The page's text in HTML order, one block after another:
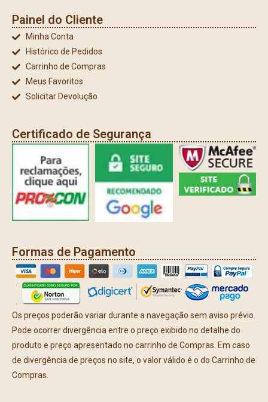
Painel do Cliente
Minha Conta
Histórico de Pedidos
Carrinho de Compras
Meus Favoritos
Solicitar Devolução
Certificado de Segurança
Formas de Pagamento
Os preços poderão variar durante a navegação sem aviso prévio.
Pode ocorrer divergência entre o preço exibido no detalhe do
produto e preço apresentado no carrinho de Compras. Em caso
de divergência de preços no site, o valor válido é o do Carrinho de
Compras.